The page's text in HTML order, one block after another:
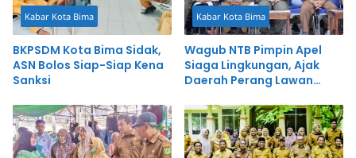
Kabar Kota Bima
BKPSDM Kota Bima Sidak,
ASN Bolos Siap-Siap Kena
Sanksi
Kabar Kota Bima
Wagub NTB Pimpin Apel
Siaga Lingkungan, Ajak
Daerah Perang Lawan